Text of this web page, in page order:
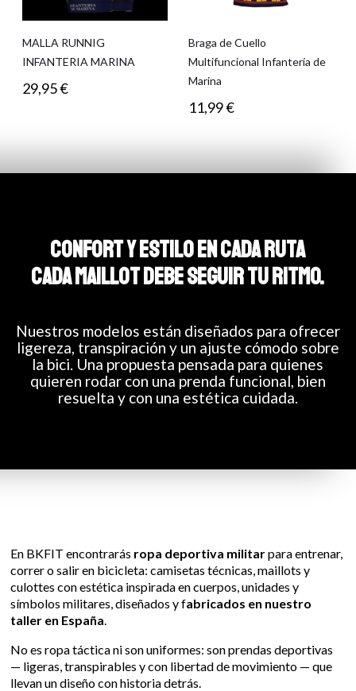
MALLA RUNNIG
INFANTERIA MARINA
29,95€
Braga de Cuello
Multifuncional Infantería de
Marina
11,99€
CONFORT Y ESTILO EN CADA RUTA
CADA MAILLOT DEBE SEGUIR TU RITMO.
Nuestros modelos están diseñados para ofrecer
ligereza, transpiración y un ajuste cómodo sobre
la bici. Una propuesta pensada para quienes
quieren rodar con una prenda funcional, bien
resuelta y con una estética cuidada.
En BKFIT encontrarás ropa deportiva militarpara entrenar,
correr o salir en bicicleta: camisetas técnicas, maillots y
culottes con estética inspirada en cuerpos, unidades y
símbolos militares, diseñados y fabricados en nuestro
taller en España
No es ropa táctica ni son uniformes: son prendas deportivas
— ligeras, transpirables y con libertad de movimiento — que
llevan un diseño con historia detrás.